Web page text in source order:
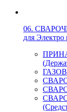
06.
для Электро